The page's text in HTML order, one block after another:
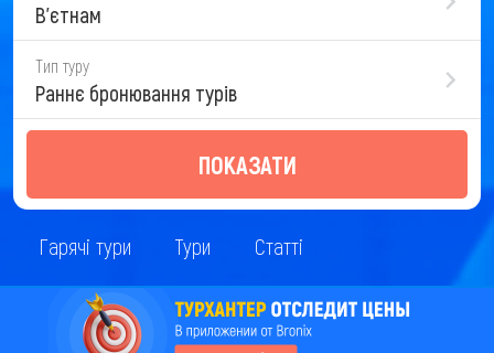
В'єтнам
Тип туру
Раннє бронювання турів
ПОКАЗАТИ
Гарячі тури Тури Статті